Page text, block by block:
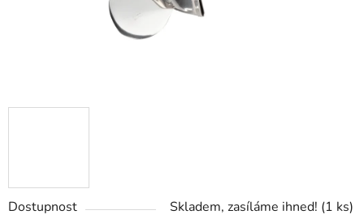
Dostupnost Skladem, zasíláme ihned! (1 ks)